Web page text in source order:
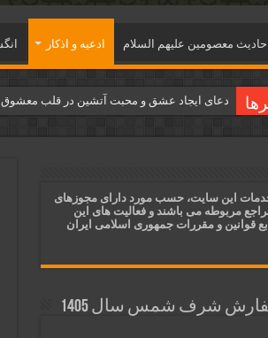
احاديث معصومين عليهم السلام ادعيه و اذكار
دعای ایجاد عشق و محبت آتشین در قلب معشوق
قویترین ذکر استجابت دعا و حاجت روایی | ذکر
دعای افزایش رزق و روزی و ثروتمند شدن | متن
این سایت، حسب مورد دارای مجوزهای
مربوطه می باشند و فعالیت های این
قوانین و مقررات جمهوری اسلامی ایران
شرف شمس سال 1405